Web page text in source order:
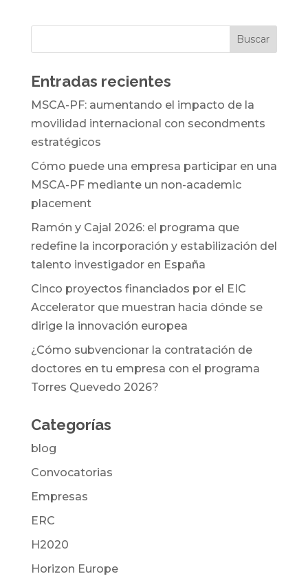
Entradas recientes
MSCA-PF: aumentando el impacto de la
movilidad internacional con secondments
estratégicos
Cómo puede una empresa participar en una
MSCA-PF mediante un non-academic
placement
Ramón y Cajal 2026: el programa que
redefine la incorporación y estabilización del
talento investigador en España
Cinco proyectos financiados por el EIC
Accelerator que muestran hacia dónde se
dirige la innovación europea
¿Cómo subvencionar la contratación de
doctores en tu empresa con el programa
Torres Quevedo 2026?
Categorías
blog
Convocatorias
Empresas
ERC
H2020
Horizon Europe